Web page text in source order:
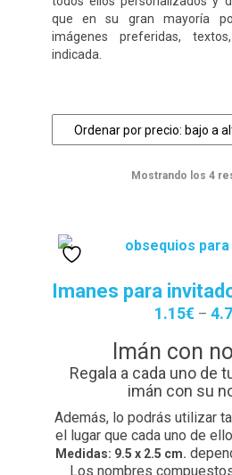
Detalles de Facturación
Ideas únicas para
caretas personalizadas
Lista de deseos
Password Reset
Pedidos
Política de Cookies
Preguntas Frecuentes sobre
con Foto
que en su gran mayoría
imágenes preferidas,
indicada.
Mostrando los 4
Imanes para
1.15€–
Imán con
Regala a cada uno de
imán con su
Además, lo podrás utilizar
el lugar que cada uno de
Medidas: 9.5 x 2.5 cm.
Los nombres